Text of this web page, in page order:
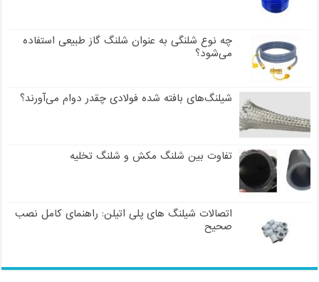
چه نوع شلنگی به عنوان شلنگ گاز طبیعی استفاده
می‌شود؟
شیلنگ‌های بافته شده فولادی چقدر دوام می‌آورند؟
تفاوت بین شلنگ مکش و شلنگ تخلیه
اتصالات شیلنگ های پلی اتیلن: راهنمای کامل نصب
صحیح